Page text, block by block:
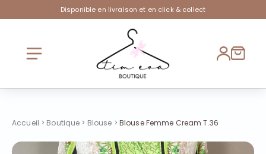
Disponible en livraison et en click & collect
Accueil > Boutique > Blouse > Blouse Femme Cream T.36